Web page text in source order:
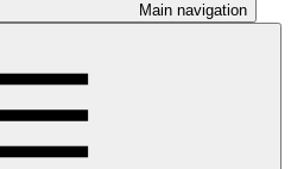
Main navigation